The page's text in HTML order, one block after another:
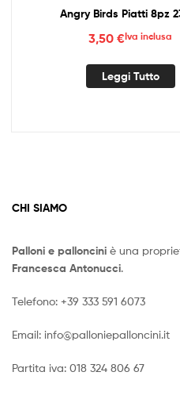
Angry Birds Piatti 8pz
3,50 €Iva inclusa
Leggi Tutto
CHI SIAMO
Palloni e palloncini è una
Francesca Antonucci.
Telefono: +39 333 591 6073
Email: info@palloniepalloncini.it
Partita iva: 018 324 806 67